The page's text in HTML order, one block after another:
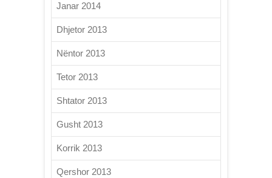
Janar 2014
Dhjetor 2013
Nëntor 2013
Tetor 2013
Shtator 2013
Gusht 2013
Korrik 2013
Qershor 2013